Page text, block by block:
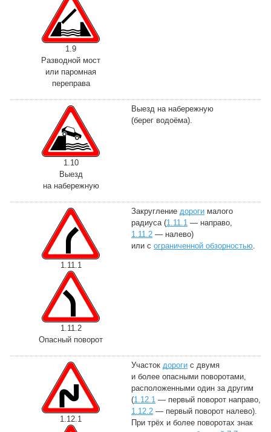
1.9
Разводной мост
или паромная
переправа
1.10
Выезд
на набережную
Выезд на набережную
(берег водоёма).
1.11.1
1.11.2
Опасный поворот
Закругление дороги малого
радиуса (1.11.1 — направо,
1.11.2 — налево)
или с ограниченной обзорностью.
1.12.1
Участок дороги с двумя
и более опасными поворотами,
расположенными один за другим
(1.12.1 — первый поворот направо,
1.12.2 — первый поворот налево).
При трёх и более поворотах знак